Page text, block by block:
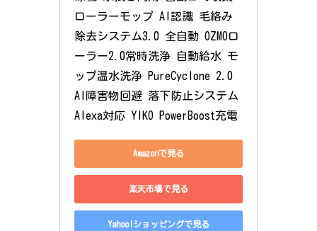
ローラーモップ AI認識 毛絡み
除去システム3.0 全自動 OZMOロ
ーラー2.0常時洗浄 自動給水 モ
ップ温水洗浄 PureCyclone 2.0
AI障害物回避 落下防止システム
Alexa対応 YIKO PowerBoost充電
Amazonで見る
楽天市場で見る
Yahoo!ショッピングで見る